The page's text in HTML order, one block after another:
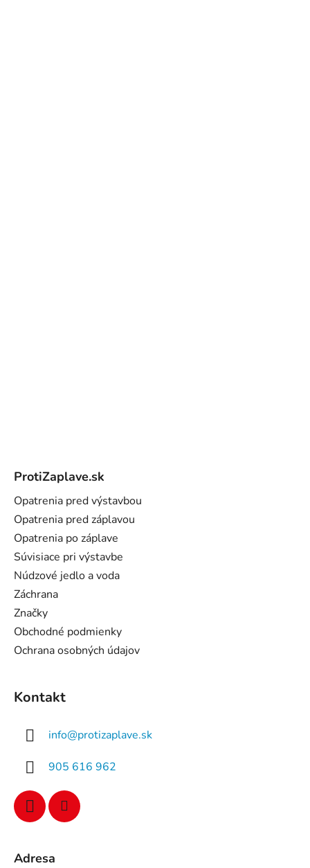
ProtiZaplave.sk
Opatrenia pred výstavbou
Opatrenia pred záplavou
Opatrenia po záplave
Súvisiace pri výstavbe
Núdzové jedlo a voda
Záchrana
Značky
Obchodné podmienky
Ochrana osobných údajov
Kontakt
info@protizaplave.sk
905 616 962
Adresa